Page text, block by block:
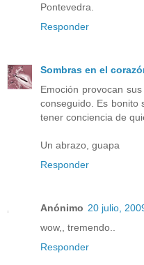
Pontevedra.
Responder
Sombras en el
Emoción provocan
conseguido. Es bonito
tener conciencia de
Un abrazo, guapa
Responder
Anónimo 20 julio,
wow,, tremendo..
Responder